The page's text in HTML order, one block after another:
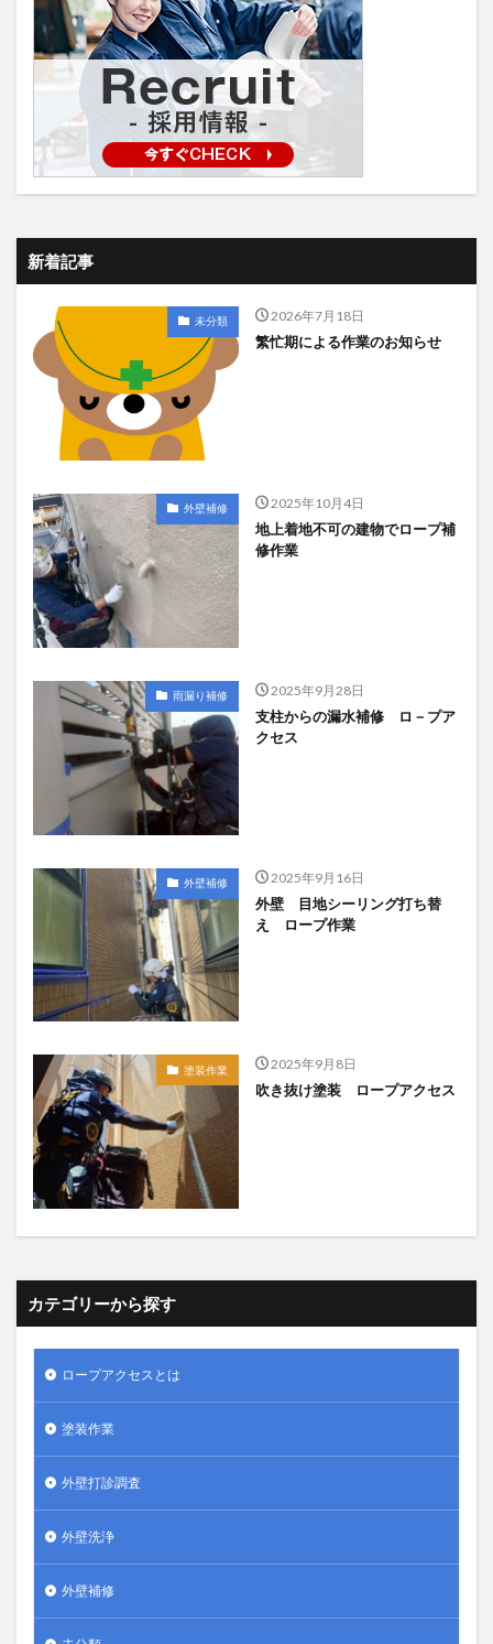
新着記事
未分類 2026年7月18日
繁忙期による作業のお知らせ
外壁補修 2025年10月4日
地上着地不可の建物でロープ補
修作業
雨漏り補修 2025年9月28日
支柱からの漏水補修 ロ－プア
クセス
外壁補修 2025年9月16日
外壁 目地シーリング打ち替
え ロープ作業
塗装作業 2025年9月8日
吹き抜け塗装 ロープアクセス
カテゴリーから探す
ロープアクセスとは
塗装作業
外壁打診調査
外壁洗浄
外壁補修